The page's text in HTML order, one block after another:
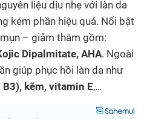
liệu dịu nhẹ với làn da
kém phần hiệu quả. Nổi bật
– giảm thâm gồm:
Dipalmitate, AHA. Ngoài
giúp phục hồi làn da như
kẽm, vitamin E,…